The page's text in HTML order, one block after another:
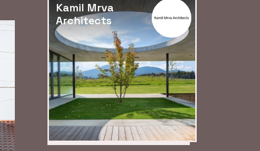
Kamil Mrva
Architects